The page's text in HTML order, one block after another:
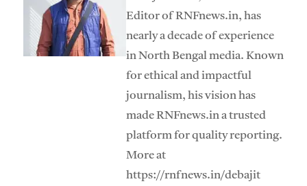
Editor of RNFnews.in, has
nearly a decade of experience
in North Bengal media. Known
for ethical and impactful
journalism, his vision has
made RNFnews.in a trusted
platform for quality reporting.
More at
https://rnfnews.in/debajit